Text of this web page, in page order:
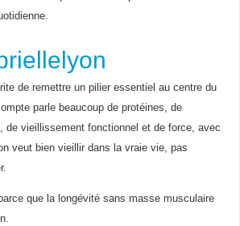
de remettre un pilier essentiel au centre du
parle beaucoup de protéines, de
de vieillissement fonctionnel et de force, avec
veut bien vieillir dans la vraie vie, pas
que la longévité sans masse musculaire